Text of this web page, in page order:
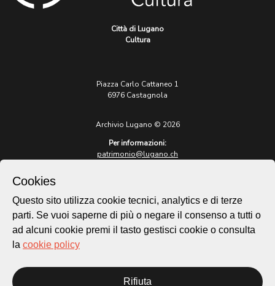
Città di Lugano
Cultura
Piazza Carlo Cattaneo 1
6976 Castagnola
Archivio Lugano © 2026
Per informazioni:
patrimonio@lugano.ch
lugano.ch
Cookie policy
Homepage
Temi
Cookies
Questo sito utilizza cookie tecnici, analytics e di terze
parti. Se vuoi saperne di più o negare il consenso a tutti o
ad alcuni cookie premi il tasto gestisci cookie o consulta
la cookie policy
Rifiuta